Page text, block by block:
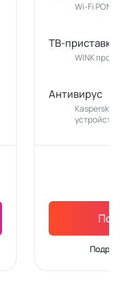
Wi-Fi PON-
ТВ-приставка
WINK
Антивирус
Kaspersky